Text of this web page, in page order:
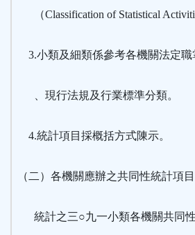
（Classification of Statistical
3.小類及細類係參考各機關法定
、現行法規及行業標準分類。
4.統計項目採概括方式陳示。
（二）各機關應辦之共同性統計項
統計之三○九一小類各機關共同性